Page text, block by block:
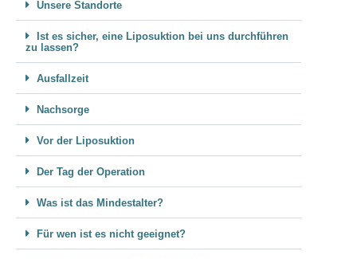
Unsere Standorte
Ist es sicher, eine Liposuktion bei uns durchführen
zu lassen?
Ausfallzeit
Nachsorge
Vor der Liposuktion
Der Tag der Operation
Was ist das Mindestalter?
Für wen ist es nicht geeignet?